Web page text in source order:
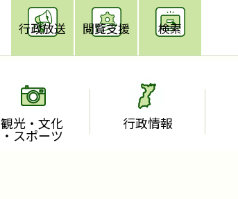
行政放送 閲覧支援 検索
観光・文化
・スポーツ
行政情報